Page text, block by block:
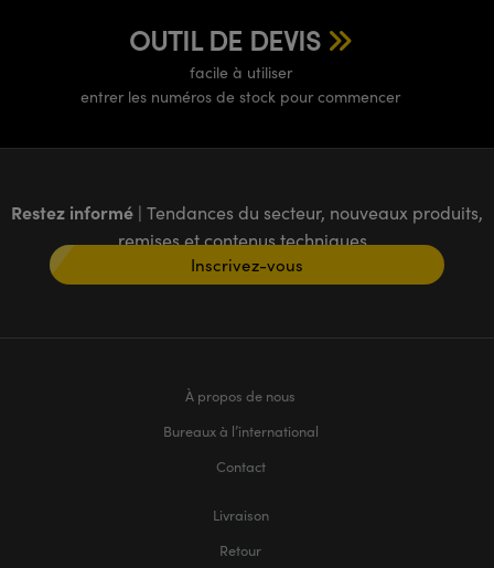
OUTIL DE DEVIS
facile à utiliser
entrer les numéros de stock pour commencer
Restez informé | Tendances du secteur, nouveaux produits,
remises et contenus techniques
Inscrivez-vous
À propos de nous
Bureaux à l’international
Contact
Livraison
Retour